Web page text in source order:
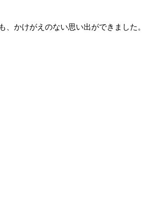
かけがえのない思い出ができました。